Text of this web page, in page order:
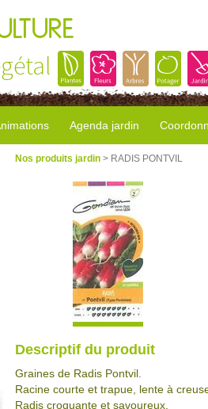
Agenda jardin
Nos produits jardin > RADIS PONTVIL
Descriptif du produit
Graines de Radis Pontvil.
Racine courte et trapue, lente à
Radis croquante et savoureux.